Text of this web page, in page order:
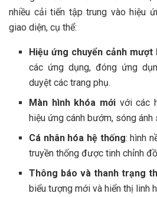
nhiều cải tiến tập trung vào hiệu
giao diện, cụ thể:
Hiệu ứng chuyển cảnh mượt
các ứng dụng, đóng ứng
duyệt các trang phụ.
Màn hình khóa mới với các
hiệu ứng cánh bướm, sóng ánh
Cá nhân hóa hệ thống: hình
truyền thống được tinh chỉnh
Thông báo và thanh trạng
biểu tượng mới và hiển thị linh